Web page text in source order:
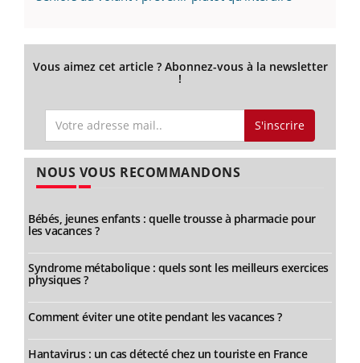
Vous aimez cet article ? Abonnez-vous à la newsletter
!
S'inscrire
NOUS VOUS RECOMMANDONS
Bébés, jeunes enfants : quelle trousse à pharmacie pour
les vacances ?
Syndrome métabolique : quels sont les meilleurs exercices
physiques ?
Comment éviter une otite pendant les vacances ?
Hantavirus : un cas détecté chez un touriste en France